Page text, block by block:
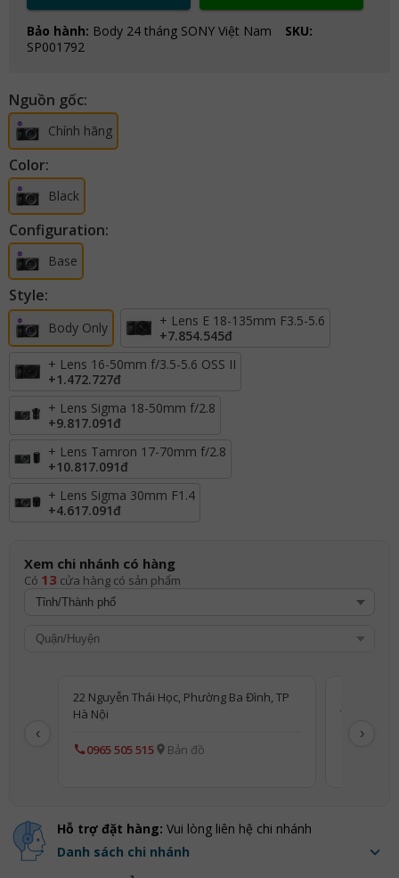
Bảo hành: Body 24 tháng SONY Việt Nam
SKU:
SP001792
Nguồn gốc:
Chính hãng
Color:
Black
Configuration:
Base
Style:
Body Only
+ Lens E 18-135mm F3.5-5.6
+7.854.545đ
+ Lens 16-50mm f/3.5-5.6 OSS II
+1.472.727đ
+ Lens Sigma 18-50mm f/2.8
+9.817.091đ
+ Lens Tamron 17-70mm f/2.8
+10.817.091đ
+ Lens Sigma 30mm F1.4
+4.617.091đ
Xem chi nhánh có hàng
Có 13 cửa hàng có sản phẩm
‹
22 Nguyễn Thái Học, Phường Ba Đình, TP
Hà Nội
0965 505 515 Bản đồ
TP Hà Nội
›
Hỗ trợ đặt hàng: Vui lòng liên hệ chi nhánh
Danh sách chi nhánh